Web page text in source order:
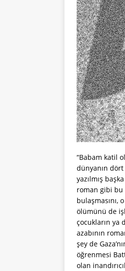
“Babam katil
dünyanın dört
yazılmış
roman gibi bu
bulaşmasını,
ölümünü de
çocukların ya
azabının
şey de
öğrenmesi
olan